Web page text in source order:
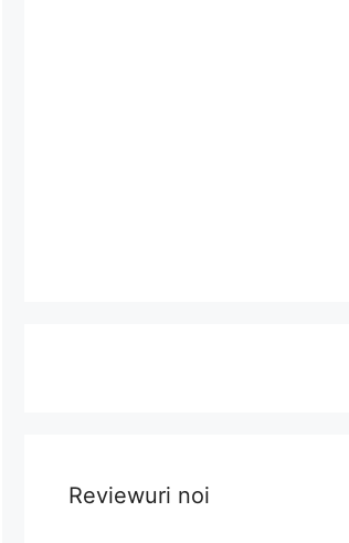
Reviewuri noi